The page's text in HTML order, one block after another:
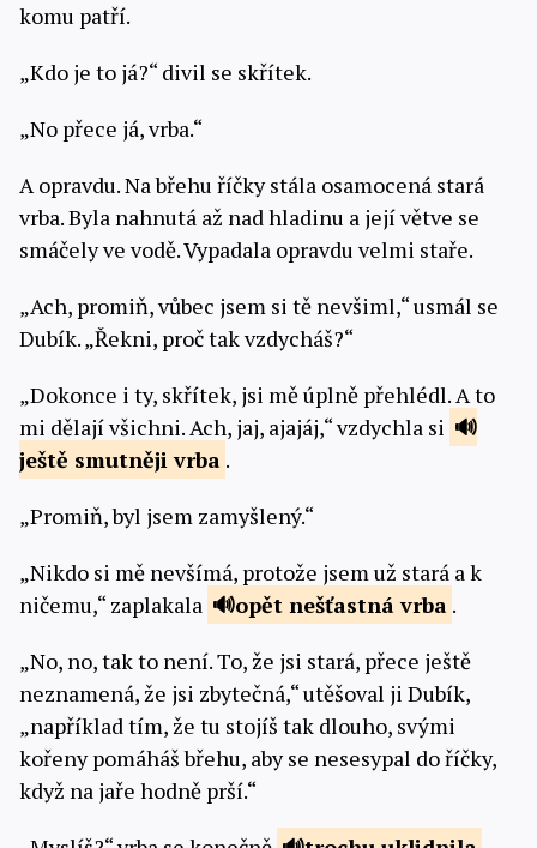
komu patří.
„Kdo je to já?“ divil se skřítek.
„No přece já, vrba.“
A opravdu. Na břehu říčky stála osamocená stará
vrba. Byla nahnutá až nad hladinu a její větve se
smáčely ve vodě. Vypadala opravdu velmi staře.
„Ach, promiň, vůbec jsem si tě nevšiml,“ usmál se
Dubík. „Řekni, proč tak vzdycháš?“
„Dokonce i ty, skřítek, jsi mě úplně přehlédl. A to
mi dělají všichni. Ach, jaj, ajajáj,“ vzdychla si
ještě smutněji vrba .
„Promiň, byl jsem zamyšlený.“
„Nikdo si mě nevšímá, protože jsem už stará a k
ničemu,“ zaplakala
opět nešťastná vrba .
„No, no, tak to není. To, že jsi stará, přece ještě
neznamená, že jsi zbytečná,“ utěšoval ji Dubík,
„například tím, že tu stojíš tak dlouho, svými
kořeny pomáháš břehu, aby se nesesypal do říčky,
když na jaře hodně prší.“